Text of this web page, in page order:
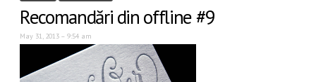
Recomandări din offline #9
May 31, 2013 – 9:54 am